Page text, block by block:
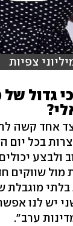
צפיות
גדול
אחד קשה
בכל יום
ולבצע
מול שווקים
מוגבלת
יש לנו
ערב".